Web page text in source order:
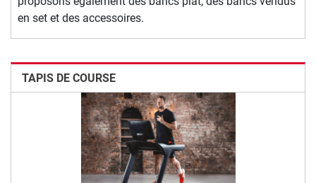
en set et des accessoires.
TAPIS DE COURSE